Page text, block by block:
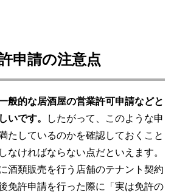
申請の注意点
般的な居酒屋の営業許可申請などと
いです。
したがって、このような申
たしているのかを確認しておくこと
なければならない点だといえます。
酒類販売を行う店舗のテナント契約
免許申請を行った際に「実は免許の